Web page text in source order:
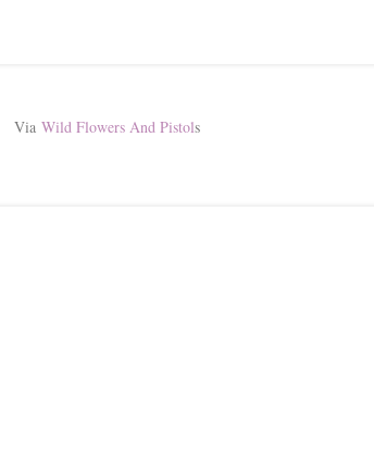
Via Wild Flowers And Pistols